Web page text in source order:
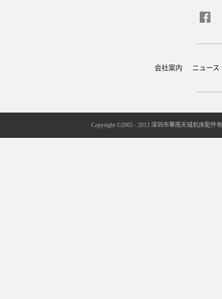
会社案内 ニュース
Copyright ©2005 - 2013 深圳市華南天城机床配件